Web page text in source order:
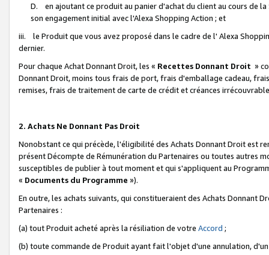
D. en ajoutant ce produit au panier d'achat du client au cours de
son engagement initial avec l'Alexa Shopping Action ; et
iii. le Produit que vous avez proposé dans le cadre de l' Alexa
dernier.
Pour chaque Achat Donnant Droit, les « Recettes Donnant Droit »
Donnant Droit, moins tous frais de port, frais d'emballage cadeau,
remises, frais de traitement de carte de crédit et créances
2. Achats Ne Donnant Pas Droit
Nonobstant ce qui précède, l'éligibilité des Achats Donnant Droit est
présent Décompte de Rémunération du Partenaires ou toutes autres
susceptibles de publier à tout moment et qui s'appliquent au
« Documents du Programme »).
En outre, les achats suivants, qui constitueraient des Achats Donnant
Partenaires :
(a) tout Produit acheté après la résiliation de votre Accord ;
(b) toute commande de Produit ayant fait l'objet d'une annulation,